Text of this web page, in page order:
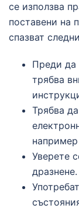
се използва
поставени на
спазват
Преди да
трябва
Трябва
Уверете
дразнене.